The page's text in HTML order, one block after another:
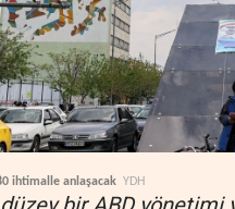
ihtimalle anlaşacak YDH